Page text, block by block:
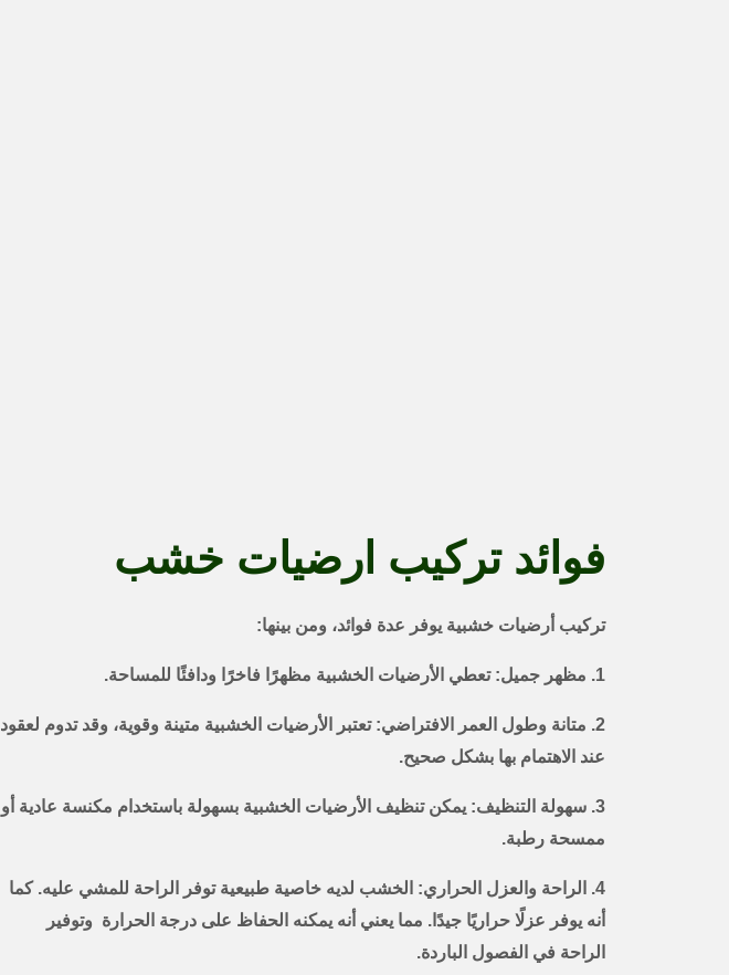
فوائد تركيب ارضيات خشب
تركيب أرضيات خشبية يوفر عدة فوائد، ومن بينها:
1. مظهر جميل: تعطي الأرضيات الخشبية مظهرًا فاخرًا ودافئًا للمساحة.
2. متانة وطول العمر الافتراضي: تعتبر الأرضيات الخشبية متينة وقوية، وقد تدوم لعقود
عند الاهتمام بها بشكل صحيح.
3. سهولة التنظيف: يمكن تنظيف الأرضيات الخشبية بسهولة باستخدام مكنسة عادية أو
ممسحة رطبة.
4. الراحة والعزل الحراري: الخشب لديه خاصية طبيعية توفر الراحة للمشي عليه. كما
أنه يوفر عزلًا حراريًا جيدًا. مما يعني أنه يمكنه الحفاظ على درجة الحرارة وتوفير
الراحة في الفصول الباردة.